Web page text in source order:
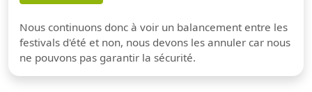
Nous continuons donc à voir un balancement entre les
festivals d'été et non, nous devons les annuler car nous
ne pouvons pas garantir la sécurité.